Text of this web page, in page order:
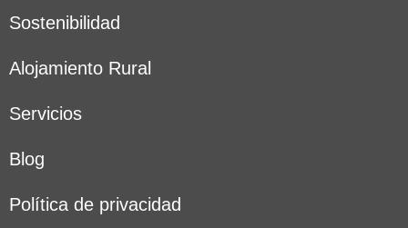
Sostenibilidad
Alojamiento Rural
Servicios
Blog
Política de privacidad